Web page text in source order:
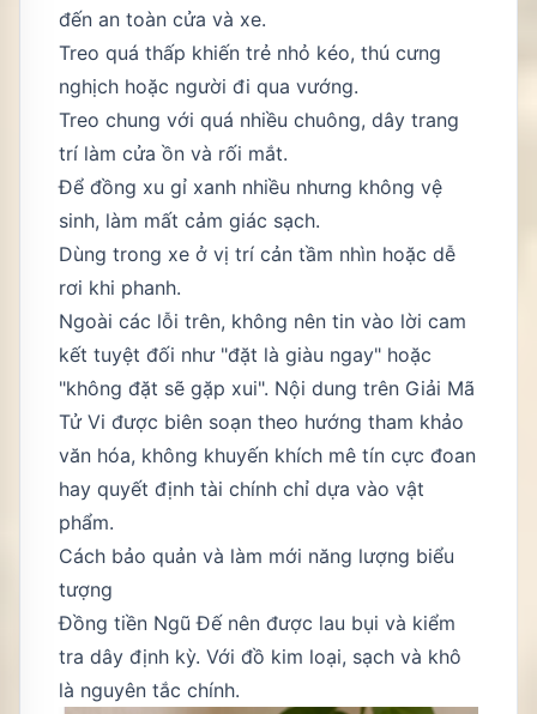
đến an toàn cửa và xe.
Treo quá thấp khiến trẻ nhỏ kéo, thú cưng
nghịch hoặc người đi qua vướng.
Treo chung với quá nhiều chuông, dây trang
trí làm cửa ồn và rối mắt.
Để đồng xu gỉ xanh nhiều nhưng không vệ
sinh, làm mất cảm giác sạch.
Dùng trong xe ở vị trí cản tầm nhìn hoặc dễ
rơi khi phanh.
Ngoài các lỗi trên, không nên tin vào lời cam
kết tuyệt đối như "đặt là giàu ngay" hoặc
"không đặt sẽ gặp xui". Nội dung trên Giải Mã
Tử Vi được biên soạn theo hướng tham khảo
văn hóa, không khuyến khích mê tín cực đoan
hay quyết định tài chính chỉ dựa vào vật
phẩm.
Cách bảo quản và làm mới năng lượng biểu
tượng
Đồng tiền Ngũ Đế nên được lau bụi và kiểm
tra dây định kỳ. Với đồ kim loại, sạch và khô
là nguyên tắc chính.